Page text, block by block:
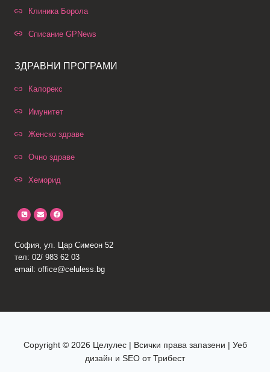
Клиника Борола
Списание GPNews
ЗДРАВНИ ПРОГРАМИ
Калорекс
Имунитет
Женско здраве
Очно здраве
Хеморид
София, ул. Цар Симеон 52
тел: 02/ 983 62 03
email: office@celuless.bg
Copyright © 2026 Целулес | Всички права запазени | Уеб
дизайн и SEO от Трибест